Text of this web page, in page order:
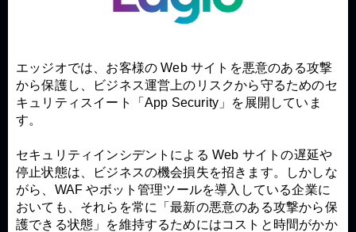
エッジオでは、お客様の Web サイトを悪意のある攻撃
から保護し、ビジネス運営上のリスクから守るためのセ
キュリティスイート「App Security」を展開していま
す。
セキュリティインシデントによる Web サイトの遅延や
停止状態は、ビジネスの機会損失を招きます。しかしな
がら、WAF やボット管理ツールを導入している企業に
おいても、それらを常に「最新の悪意のある攻撃から保
護できる状態」を維持するためにはコストと時間がかか